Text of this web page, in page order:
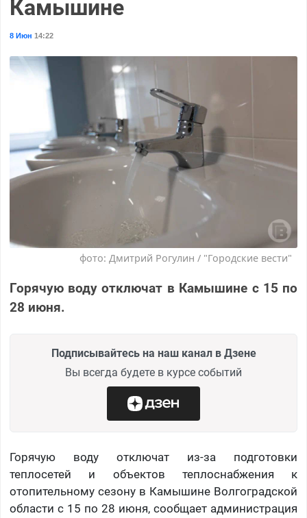
Камышине
8 Июн 14:22
фото: Дмитрий Рогулин / "Городские вести"
Горячую воду отключат в Камышине с 15 по
28 июня.
Подписывайтесь на наш канал в Дзене
Вы всегда будете в курсе событий
Горячую воду отключат из-за подготовки
теплосетей и объектов теплоснабжения к
отопительному сезону в Камышине Волгоградской
области с 15 по 28 июня, сообщает администрация